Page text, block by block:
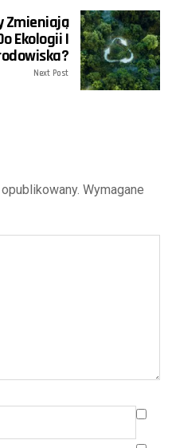
Zmieniają
Ekologii I
Next Post
Wymagane